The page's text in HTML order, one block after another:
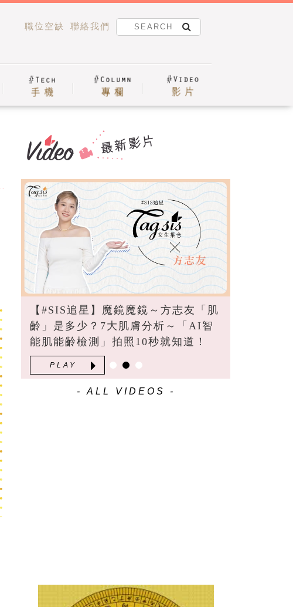
職位空缺 聯絡我們
【#SIS追星】魔鏡魔鏡～方志友「肌
齡」是多少？7大肌膚分析～「AI智
能肌能齡檢測」拍照10秒就知道！
PLAY
- ALL VIDEOS -